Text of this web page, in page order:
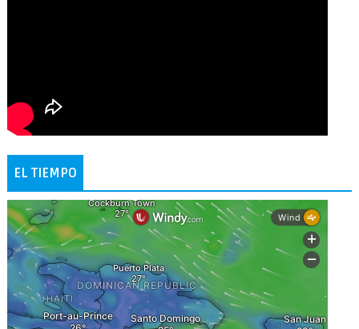
EL TIEMPO